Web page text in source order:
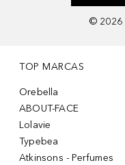
© 2026
TOP MARCAS
Orebella
ABOUT-FACE
Lolavie
Typebea
Atkinsons - Perfumes